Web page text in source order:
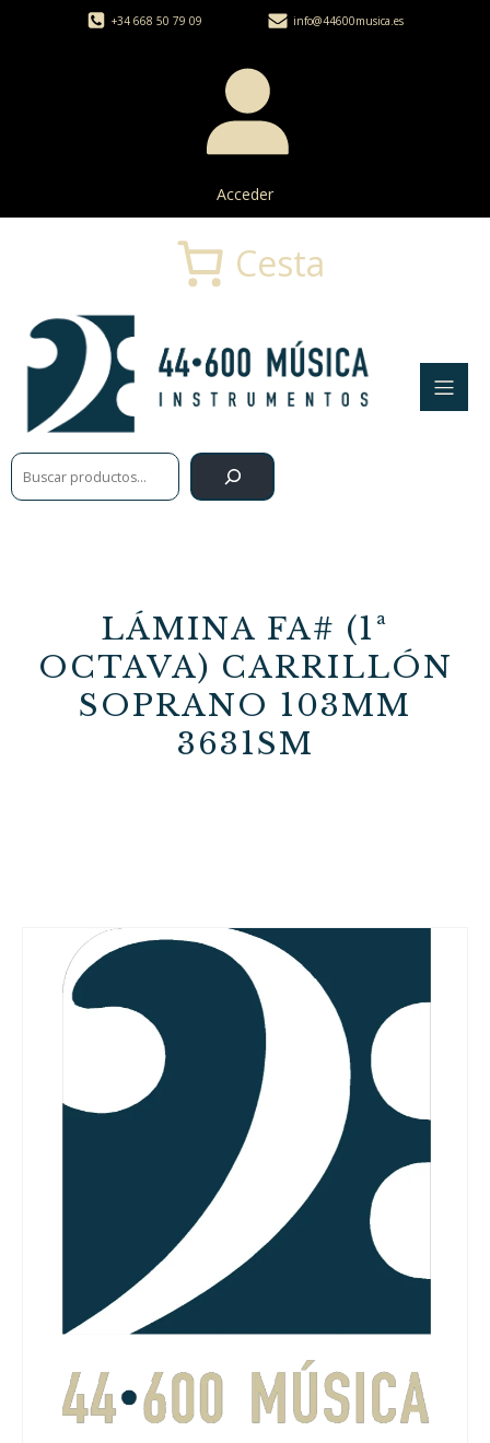
+34 668 50 79 09 info@44600musica.es
Acceder
Buscar
Cesta
LÁMINA FA# (1ª
OCTAVA) CARRILLÓN
SOPRANO 103MM
3631SM